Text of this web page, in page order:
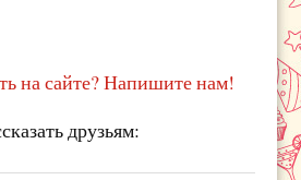
на сайте? Напишите нам!
друзьям: